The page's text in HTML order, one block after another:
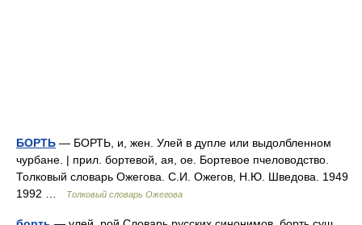
БОРТЬ — БОРТЬ, и, жен. Улей в дупле или выдолбленном
чурбане. | прил. бортевой, ая, ое. Бортевое пчеловодство.
Толковый словарь Ожегова. С.И. Ожегов, Н.Ю. Шведова. 1949
1992 …
Толковый словарь Ожегова